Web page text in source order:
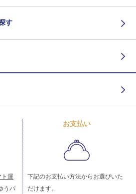
す
ト運
うパ
お支払い
下記のお支払い方法からお選びいた
だけます。